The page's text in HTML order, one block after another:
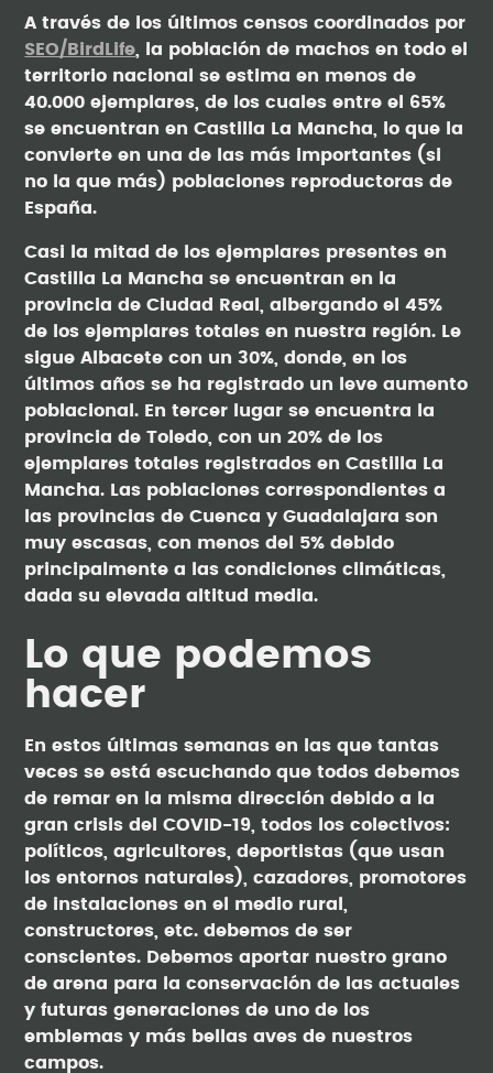
A través de los últimos censos coordinados por
SEO/BirdLife , la población de machos en todo el
territorio nacional se estima en menos de
40.000 ejemplares, de los cuales entre el 65%
se encuentran en Castilla La Mancha, lo que la
convierte en una de las más importantes (si
no la que más) poblaciones reproductoras de
España.
Casi la mitad de los ejemplares presentes en
Castilla La Mancha se encuentran en la
provincia de Ciudad Real, albergando el 45%
de los ejemplares totales en nuestra región. Le
sigue Albacete con un 30%, donde, en los
últimos años se ha registrado un leve aumento
poblacional. En tercer lugar se encuentra la
provincia de Toledo, con un 20% de los
ejemplares totales registrados en Castilla La
Mancha. Las poblaciones correspondientes a
las provincias de Cuenca y Guadalajara son
muy escasas, con menos del 5% debido
principalmente a las condiciones climáticas,
dada su elevada altitud media.
Lo que podemos
hacer
En estos últimas semanas en las que tantas
veces se está escuchando que todos debemos
de remar en la misma dirección debido a la
gran crisis del COVID-19, todos los colectivos:
políticos, agricultores, deportistas (que usan
los entornos naturales), cazadores, promotores
de instalaciones en el medio rural,
constructores, etc. debemos de ser
conscientes. Debemos aportar nuestro grano
de arena para la conservación de las actuales
y futuras generaciones de uno de los
emblemas y más bellas aves de nuestros
campos.